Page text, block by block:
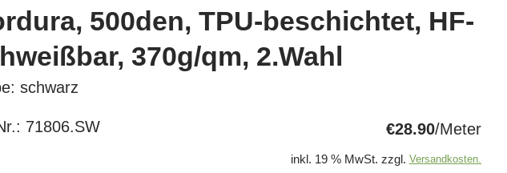
500den, TPU-beschichtet, HF-
370g/qm, 2.Wahl
schwarz
71806.SW €28.90/Meter
inkl. 19 % MwSt. zzgl. Versandkosten.